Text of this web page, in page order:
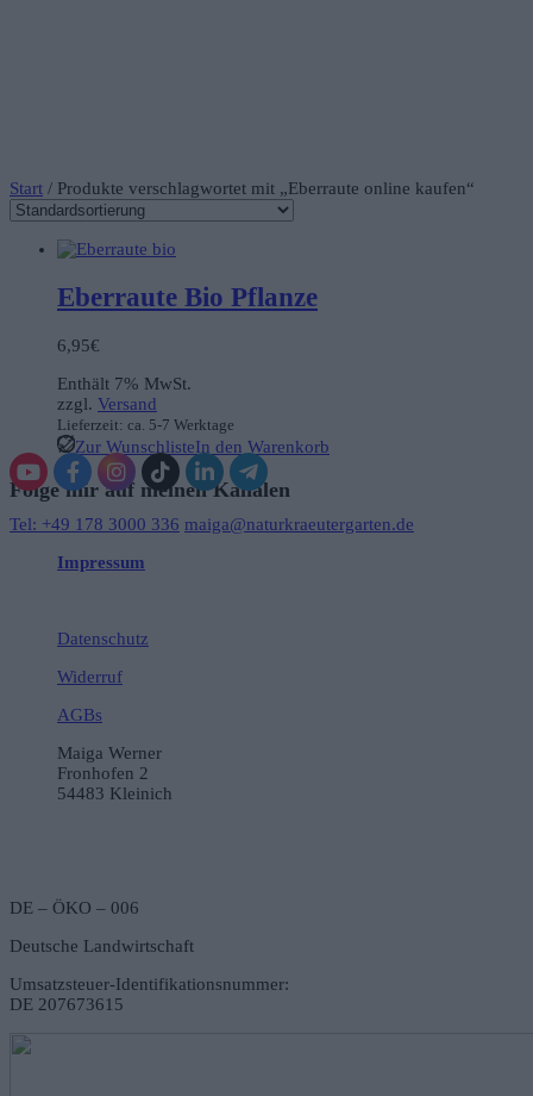
Start / Produkte verschlagwortet mit „Eberraute online kaufen“
Eberraute Bio Pflanze
6,95€
Enthält 7% MwSt.
zzgl. Versand
Lieferzeit: ca. 5-7 Werktage
Zur WunschlisteIn den Warenkorb
Folge mir auf meinen Kanälen
Tel: +49 178 3000 336 maiga@naturkraeutergarten.de
Impressum
Datenschutz
Widerruf
AGBs
Maiga Werner
Fronhofen 2
54483 Kleinich
DE – ÖKO – 006
Deutsche Landwirtschaft
Umsatzsteuer-Identifikationsnummer:
DE 207673615